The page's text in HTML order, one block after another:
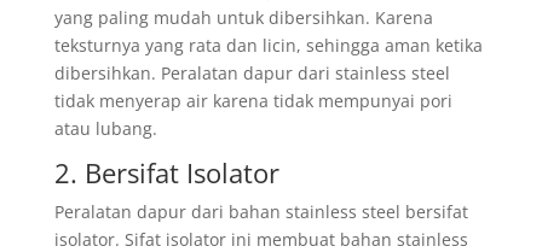
yang paling mudah untuk dibersihkan. Karena
teksturnya yang rata dan licin, sehingga aman ketika
dibersihkan. Peralatan dapur dari stainless steel
tidak menyerap air karena tidak mempunyai pori
atau lubang.
2. Bersifat Isolator
Peralatan dapur dari bahan stainless steel bersifat
isolator. Sifat isolator ini membuat bahan stainless